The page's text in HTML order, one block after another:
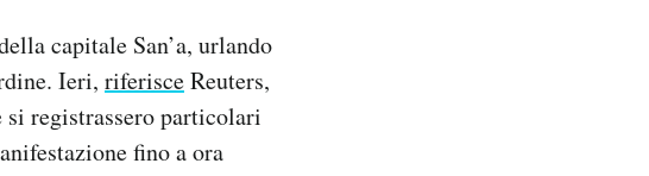
capitale San’a, urlando
Ieri, riferisceReuters,
si registrassero particolari
fino a ora